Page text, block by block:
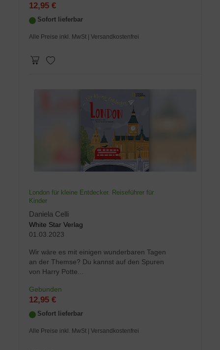
12,95 €
Sofort lieferbar
Alle Preise inkl. MwSt | Versandkostenfrei
London für kleine Entdecker. Reiseführer für
Kinder
Daniela Celli
White Star Verlag
01.03.2023
Wir wäre es mit einigen wunderbaren Tagen
an der Themse? Du kannst auf den Spuren
von Harry Potte...
Gebunden
12,95 €
Sofort lieferbar
Alle Preise inkl. MwSt | Versandkostenfrei